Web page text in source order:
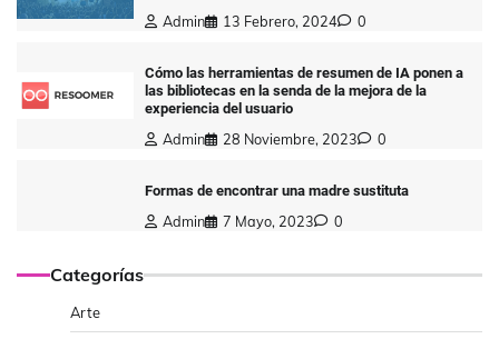
Admin 13 Febrero, 2024 0
Cómo las herramientas de resumen de IA ponen a
las bibliotecas en la senda de la mejora de la
experiencia del usuario
Admin 28 Noviembre, 2023 0
Formas de encontrar una madre sustituta
Admin 7 Mayo, 2023 0
Categorías
Arte